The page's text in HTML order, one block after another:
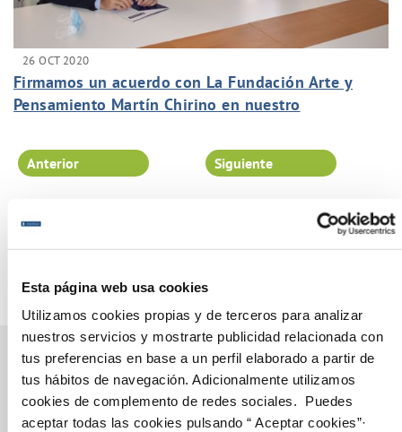
Esta página web usa cookies
Utilizamos cookies propias y de terceros para analizar
nuestros servicios y mostrarte publicidad relacionada con
tus preferencias en base a un perfil elaborado a partir de
tus hábitos de navegación. Adicionalmente utilizamos
cookies de complemento de redes sociales. Puedes
aceptar todas las cookies pulsando “ Aceptar cookies”·
26 OCT 2020
Firmamos un acuerdo con La Fundación Arte y
Pensamiento Martín Chirino en nuestro
Página 61 de 102
Anterior Siguiente
Gestiones Online